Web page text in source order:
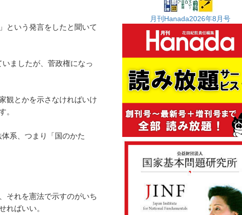
という発言をしたと聞いて
ましたが、菅政権になっ
観とかを示さなければいけ
。
系、つまり「国のかた
それを憲法で示すのがいち
ればいい。
月刊Hanada2026年8月号